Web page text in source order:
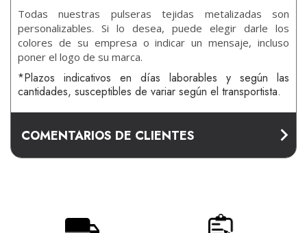
Todas nuestras pulseras tejidas metalizadas son
personalizables. Si lo desea, puede elegir darle los
colores de su empresa o indicar un mensaje, incluso
poner el logo de su marca.
*Plazos indicativos en días laborables y según las
cantidades, susceptibles de variar según el transportista.
COMENTARIOS DE CLIENTES